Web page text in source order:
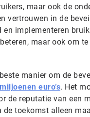
maar ook de
vertrouwen in de
en implementeren
maar ook om
manier om de
euro’s. Het
de reputatie van een
toekomst alleen